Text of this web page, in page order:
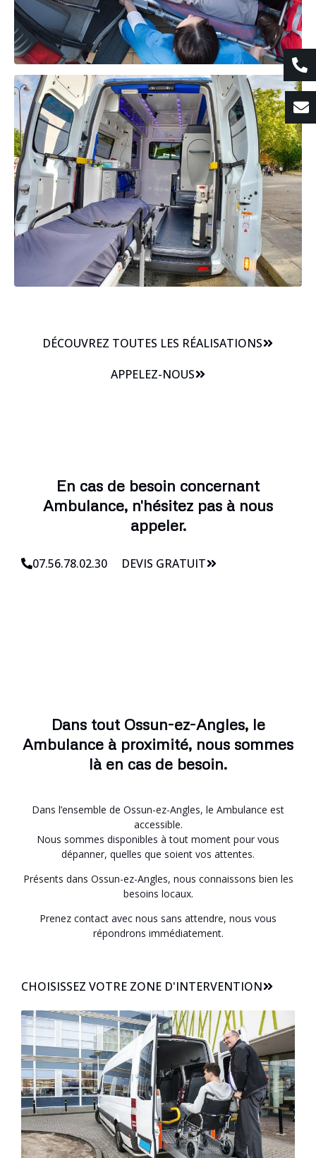
DÉCOUVREZ TOUTES LES RÉALISATIONS
APPELEZ-NOUS
En cas de besoin concernant
Ambulance, n'hésitez pas à nous
appeler.
07.56.78.02.30 DEVIS GRATUIT
Dans tout Ossun-ez-Angles, le
Ambulance à proximité, nous sommes
là en cas de besoin.
Dans l’ensemble de Ossun-ez-Angles, le Ambulance est
accessible.
Nous sommes disponibles à tout moment pour vous
dépanner, quelles que soient vos attentes.
Présents dans Ossun-ez-Angles, nous connaissons bien les
besoins locaux.
Prenez contact avec nous sans attendre, nous vous
répondrons immédiatement.
CHOISISSEZ VOTRE ZONE D'INTERVENTION